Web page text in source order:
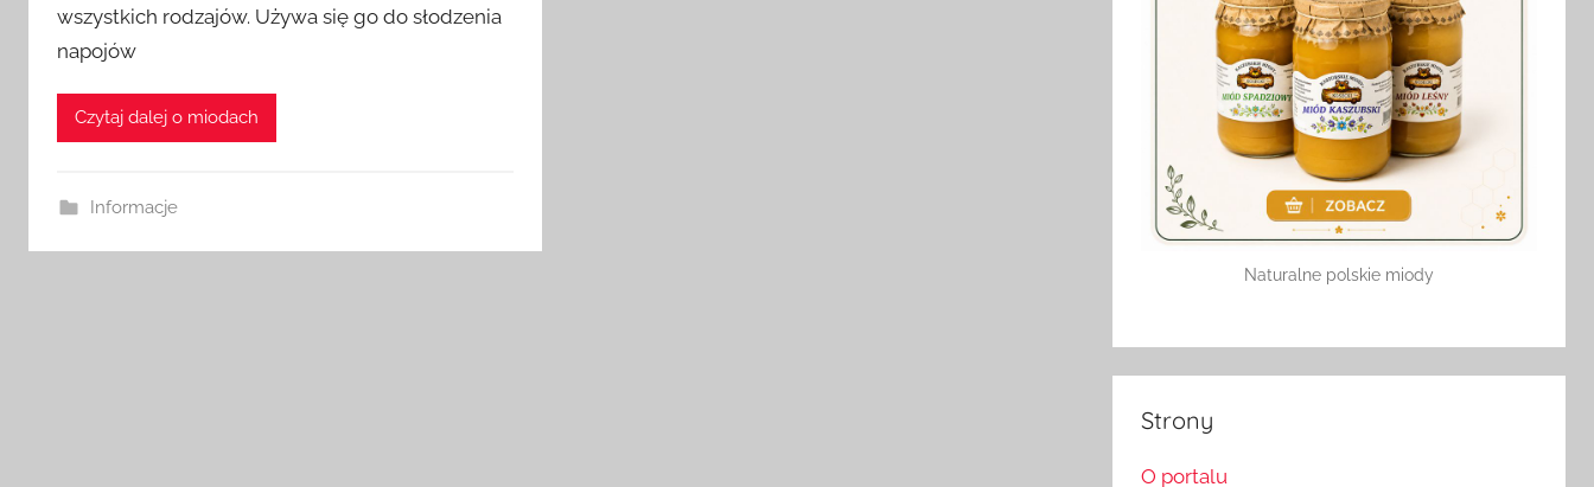
z
wszystkich rodzajów. Używa się go do słodzenia
napojów
Czytaj dalej o miodach
Informacje
Naturalne polskie miody
Strony
O portalu